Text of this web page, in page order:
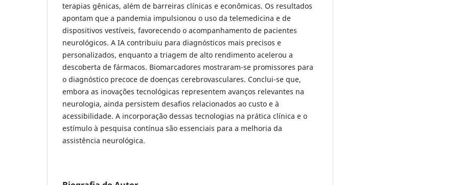
terapias gênicas, além de barreiras clínicas e econômicas. Os resultados
apontam que a pandemia impulsionou o uso da telemedicina e de
dispositivos vestíveis, favorecendo o acompanhamento de pacientes
neurológicos. A IA contribuiu para diagnósticos mais precisos e
personalizados, enquanto a triagem de alto rendimento acelerou a
descoberta de fármacos. Biomarcadores mostraram-se promissores para
o diagnóstico precoce de doenças cerebrovasculares. Conclui-se que,
embora as inovações tecnológicas representem avanços relevantes na
neurologia, ainda persistem desafios relacionados ao custo e à
acessibilidade. A incorporação dessas tecnologias na prática clínica e o
estímulo à pesquisa contínua são essenciais para a melhoria da
assistência neurológica.